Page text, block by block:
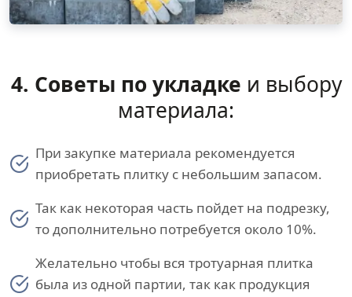
4. Советы по укладке и выбору
материала:
При закупке материала рекомендуется
приобретать плитку с небольшим запасом.
Так как некоторая часть пойдет на подрезку,
то дополнительно потребуется около 10%.
Желательно чтобы вся тротуарная плитка
была из одной партии, так как продукция